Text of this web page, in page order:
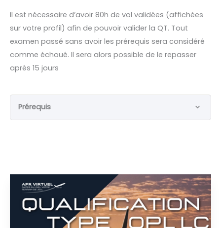
Il est nécessaire d’avoir 80h de vol validées (affichées
sur votre profil) afin de pouvoir valider la QT. Tout
examen passé sans avoir les prérequis sera considéré
comme échoué. Il sera alors possible de le repasser
après 15 jours
Prérequis
La maitrise du cours QT OPL LC est nécessaire
au passage de la QT